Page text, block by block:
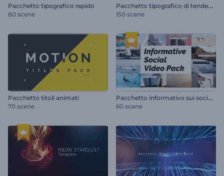
Pacchetto tipografico rapido
80 scene
P
acchetto tipografico di tendenza
150 scene
Pacchetto titoli animati
70 scene
P
acchetto informativo sui social media
60 scene